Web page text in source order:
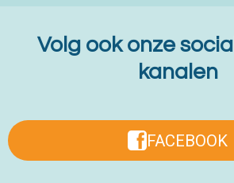
d |Volg ook onze
kanalen
FACEBOOK